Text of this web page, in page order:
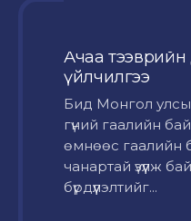
Ачаа
үйлчилгээ
Бид Монгол
гүний гаалийн
өмнөөс гаалийн
чанартай үзүүлж
бүрдүүлэлтийг...